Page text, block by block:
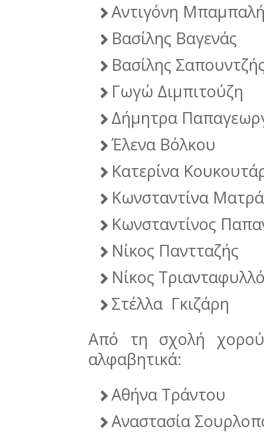
Αντιγόνη
Βασίλης Βαγενάς
Βασίλης
Γωγώ Διμπιτούζη
Δήμητρα
Έλενα Βόλκου
Κατερίνα
Κωνσταντίνα
Κωνσταντίνος
Νίκος Παντταζής
Νίκος
Στέλλα Γκιζάρη
Από τη σχολή
αλφαβητικά:
Αθήνα Τράντου
Αναστασία